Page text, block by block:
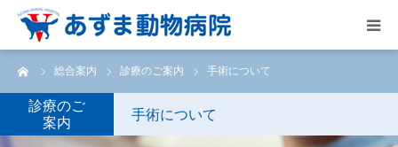
総合案内 診療のご案内 手術について
診療のご
案内
手術について
HOME
総合案内